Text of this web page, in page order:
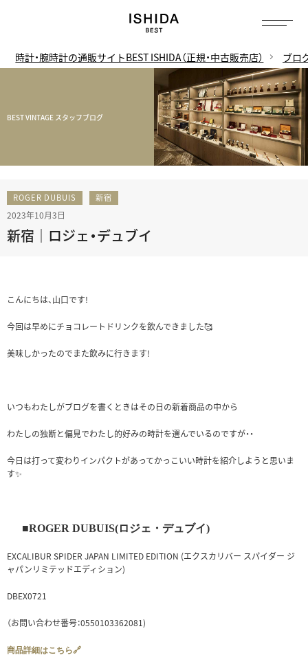
時計・腕時計の通販サイトBEST ISHIDA（正規・中古販売店） ブロ
BEST VINTAGE スタッフブログ
ROGER DUBUIS 新宿
2023年10月3日
新宿｜ロジェ・デュブイ
こんにちは、山口です!
今回は早めにチョコレートドリンクを飲んできました🥰
美味しかったのでまた飲みに行きます!
いつもわたしがブログを書くときはその日の新着商品の中から
わたしの独断と偏見でわたし的好みの時計を選んでいるのですが・・
今日は打って変わりインパクトがあってかっこいい時計を紹介しようと思いま
す✨
■ROGER DUBUIS(ロジェ・デュブイ)
EXCALIBUR SPIDER JAPAN LIMITED EDITION (エクスカリバー スパイダー ジ
ャパンリミテッドエディション)
DBEX0721
（お問い合わせ番号：0550103362081)
商品詳細はこちら🔗